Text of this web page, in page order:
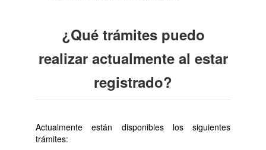
¿Qué trámites puedo
realizar actualmente al estar
registrado?
Actualmente están disponibles los siguientes
trámites: